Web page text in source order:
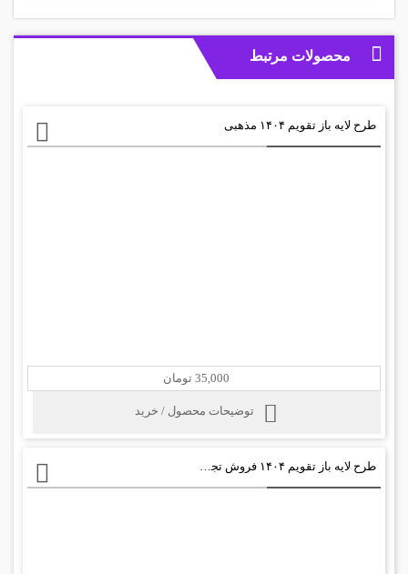
محصولات مرتبط
طرح لایه باز تقویم ۱۴۰۴ مذهبی
35,000 تومان
توضیحات محصول / خرید
طرح لایه باز تقویم ۱۴۰۴ فروش تجهیزات عکاسی